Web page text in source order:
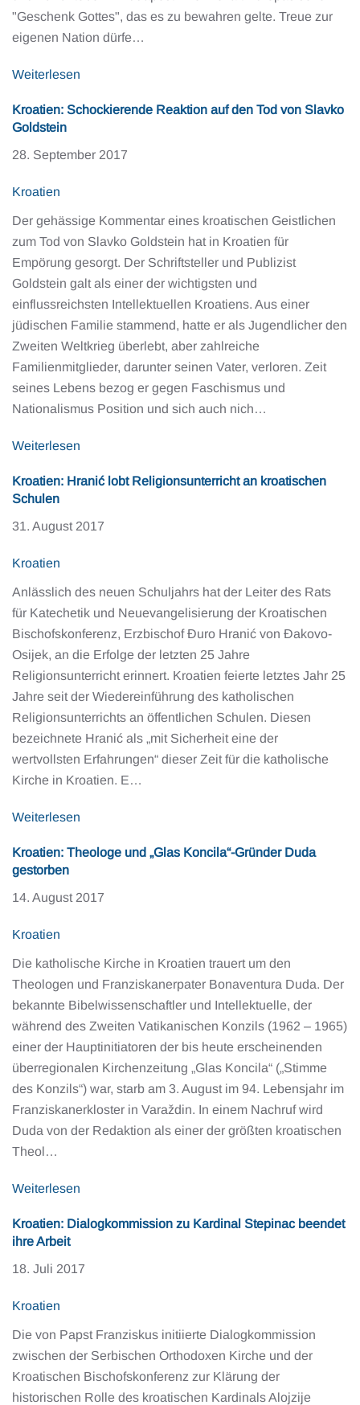
"Geschenk Gottes", das es zu bewahren gelte. Treue zur
eigenen Nation dürfe…
Weiterlesen
Kroatien: Schockierende Reaktion auf den Tod von Slavko
Goldstein
28. September 2017
Kroatien
Der gehässige Kommentar eines kroatischen Geistlichen
zum Tod von Slavko Goldstein hat in Kroatien für
Empörung gesorgt. Der Schriftsteller und Publizist
Goldstein galt als einer der wichtigsten und
einflussreichsten Intellektuellen Kroatiens. Aus einer
jüdischen Familie stammend, hatte er als Jugendlicher den
Zweiten Weltkrieg überlebt, aber zahlreiche
Familienmitglieder, darunter seinen Vater, verloren. Zeit
seines Lebens bezog er gegen Faschismus und
Nationalismus Position und sich auch nich…
Weiterlesen
Kroatien: Hranić lobt Religionsunterricht an kroatischen
Schulen
31. August 2017
Kroatien
Anlässlich des neuen Schuljahrs hat der Leiter des Rats
für Katechetik und Neuevangelisierung der Kroatischen
Bischofskonferenz, Erzbischof Đuro Hranić von Đakovo-
Osijek, an die Erfolge der letzten 25 Jahre
Religionsunterricht erinnert. Kroatien feierte letztes Jahr 25
Jahre seit der Wiedereinführung des katholischen
Religionsunterrichts an öffentlichen Schulen. Diesen
bezeichnete Hranić als „mit Sicherheit eine der
wertvollsten Erfahrungen“ dieser Zeit für die katholische
Kirche in Kroatien. E…
Weiterlesen
Kroatien: Theologe und „Glas Koncila“-Gründer Duda
gestorben
14. August 2017
Kroatien
Die katholische Kirche in Kroatien trauert um den
Theologen und Franziskanerpater Bonaventura Duda. Der
bekannte Bibelwissenschaftler und Intellektuelle, der
während des Zweiten Vatikanischen Konzils (1962 – 1965)
einer der Hauptinitiatoren der bis heute erscheinenden
überregionalen Kirchenzeitung „Glas Koncila“ („Stimme
des Konzils“) war, starb am 3. August im 94. Lebensjahr im
Franziskanerkloster in Varaždin. In einem Nachruf wird
Duda von der Redaktion als einer der größten kroatischen
Theol…
Weiterlesen
Kroatien: Dialogkommission zu Kardinal Stepinac beendet
ihre Arbeit
18. Juli 2017
Kroatien
Die von Papst Franziskus initiierte Dialogkommission
zwischen der Serbischen Orthodoxen Kirche und der
Kroatischen Bischofskonferenz zur Klärung der
historischen Rolle des kroatischen Kardinals Alojzije